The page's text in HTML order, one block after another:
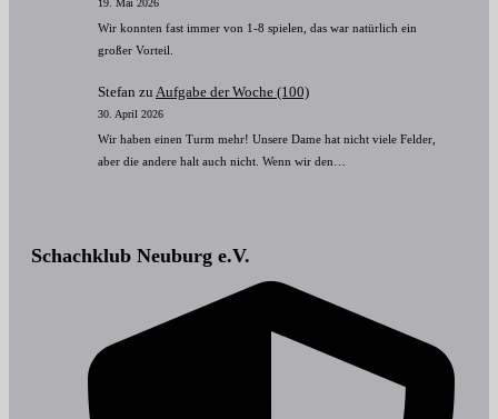
19. Mai 2026
Wir konnten fast immer von 1-8 spielen, das war natürlich ein
großer Vorteil.
Stefan zu Aufgabe der Woche (100)
30. April 2026
Wir haben einen Turm mehr! Unsere Dame hat nicht viele Felder,
aber die andere halt auch nicht. Wenn wir den…
Schachklub Neuburg e.V.